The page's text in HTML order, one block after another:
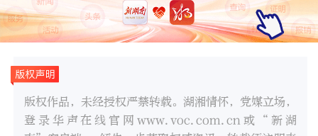
版权作品，未经授权严禁转载。湖湘情怀，党媒立场，
登录华声在线官网www.voc.com.cn或“新湖